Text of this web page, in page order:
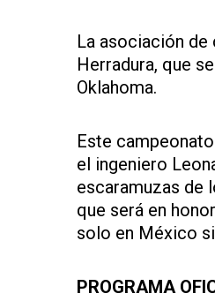
La asociación
Herradura, que
Oklahoma.
Este
el ingeniero
escaramuzas de
que será en
solo en México
PROGRAMA